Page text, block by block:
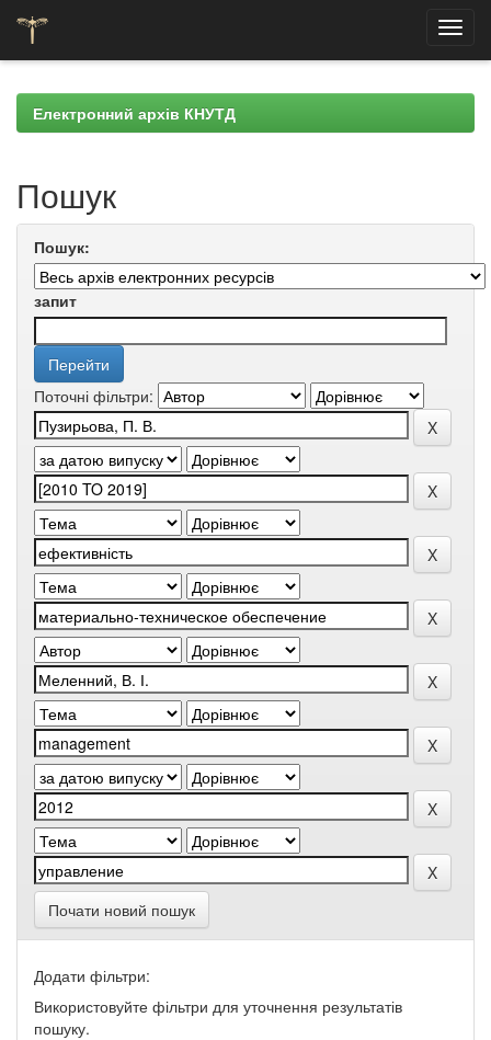
navigationЕлектронний архів КНУТД
Пошук
Пошук:
запит
Поточні фільтри:
Почати новий пошук
Додати фільтри:
Використовуйте фільтри для уточнення результатів
пошуку.